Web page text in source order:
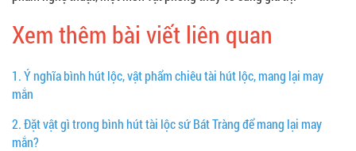
Xem thêm bài viết liên quan
1.Ý nghĩa bình hút lộc, vật phẩm chiêu tài hút lộc, mang lại may
mắn
2.Đặt vật gì trong bình hút tài lộc sứ Bát Tràng để mang lại may
mắn?